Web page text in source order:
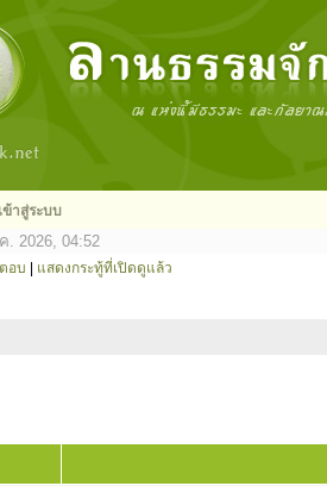
เข้าสู่ระบบ
. 2026, 04:52
อบ แสดงกระทู้ที่เปิดดูแล้ว